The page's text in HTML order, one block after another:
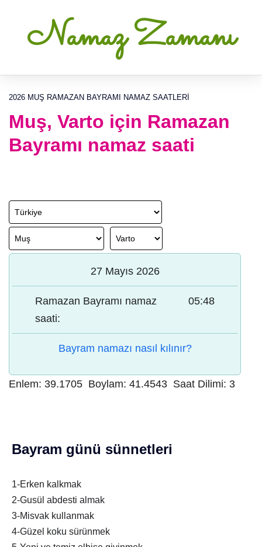
Namaz Zamanı
2026 MUŞ RAMAZAN BAYRAMI NAMAZ SAATLERI
Muş, Varto için Ramazan
Bayramı namaz saati
27 Mayıs 2026
Ramazan Bayramı namaz
saati:
05:48
Bayram namazı nasıl kılınır?
Enlem: 39.1705 Boylam: 41.4543 Saat Dilimi: 3
Bayram günü sünnetleri
1-Erken kalkmak
2-Gusül abdesti almak
3-Misvak kullanmak
4-Güzel koku sürünmek